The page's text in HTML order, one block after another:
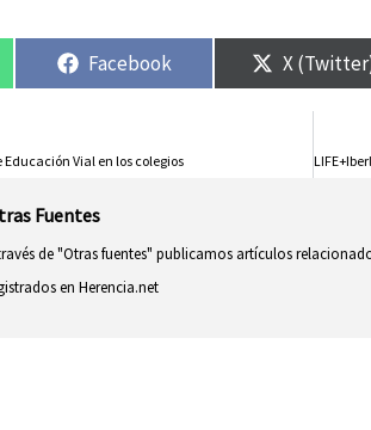
Facebook X
Vial en los colegios
Fuentes
de "Otras fuentes" publicamos artículos
en Herencia.net